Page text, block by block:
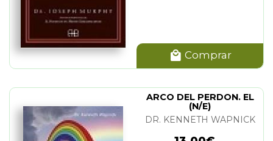
Comprar
ARCO DEL PERDON. EL
(N/E)
DR. KENNETH WAPNICK